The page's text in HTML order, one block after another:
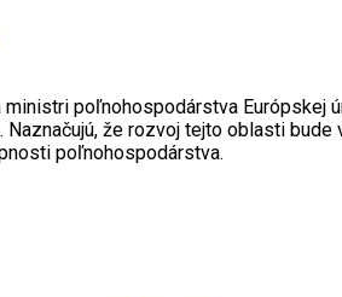
poľnohospodárstva
že rozvoj tejto oblasti
poľnohospodárstva.